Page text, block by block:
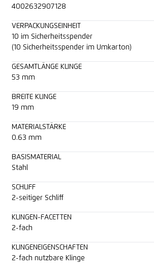
4002632907128
VERPACKUNGSEINHEIT
10 im Sicherheitsspender
(10 Sicherheitsspender im Umkarton)
GESAMTLÄNGE KLINGE
53 mm
BREITE KLINGE
19 mm
MATERIALSTÄRKE
0.63 mm
BASISMATERIAL
Stahl
SCHLIFF
2-seitiger Schliff
KLINGEN-FACETTEN
2-fach
KLINGENEIGENSCHAFTEN
2-fach nutzbare Klinge